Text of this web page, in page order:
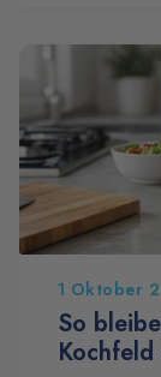
sondern
gründlichen
In dieser
komplette
reinigen,
verhindern,
zeigen wir
ökologische
1 Oktober
So